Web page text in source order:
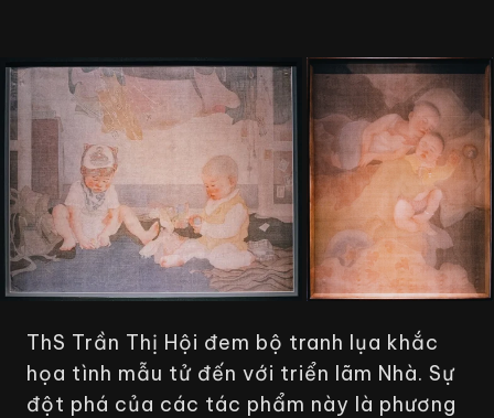
ThS Trần Thị Hội đem bộ tranh lụa khắc
họa tình mẫu tử đến với triển lãm Nhà. Sự
đột phá của các tác phẩm này là phương